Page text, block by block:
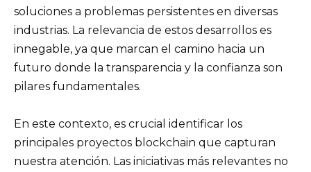
soluciones a problemas persistentes en diversas
industrias. La relevancia de estos desarrollos es
innegable, ya que marcan el camino hacia un
futuro donde la transparencia y la confianza son
pilares fundamentales.
En este contexto, es crucial identificar los
principales proyectos blockchain que capturan
nuestra atención. Las iniciativas más relevantes no